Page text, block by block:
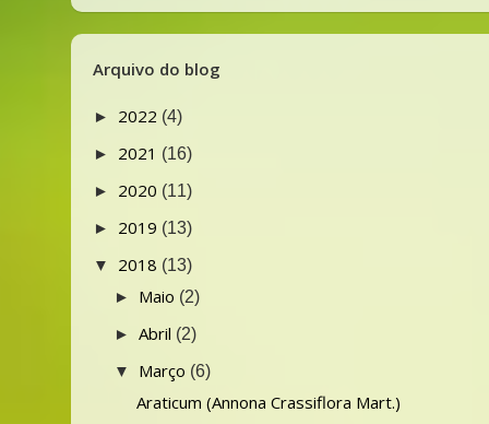
Arquivo do blog
► 2022 (4)
► 2021 (16)
► 2020 (11)
► 2019 (13)
▼ 2018 (13)
► Maio (2)
►Abril (2)
▼ Março (6)
Araticum (Annona Crassiflora Mart.)